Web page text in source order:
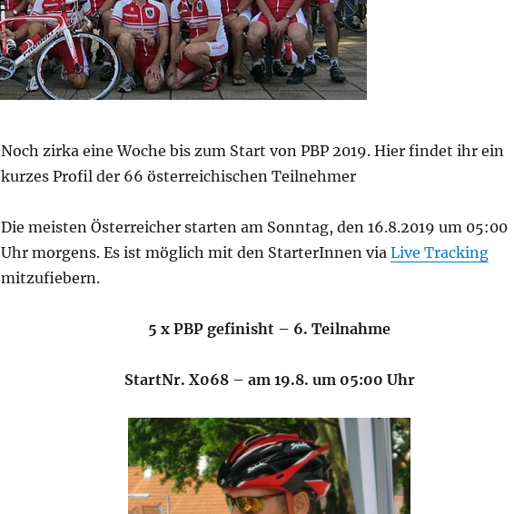
Noch zirka eine Woche bis zum Start von PBP 2019. Hier findet ihr ein
kurzes Profil der 66 österreichischen Teilnehmer
Die meisten Österreicher starten am Sonntag, den 16.8.2019 um 05:00
Uhr morgens. Es ist möglich mit den StarterInnen via Live Tracking
mitzufiebern.
5 x PBP gefinisht – 6. Teilnahme
StartNr. X068 – am 19.8. um 05:00 Uhr